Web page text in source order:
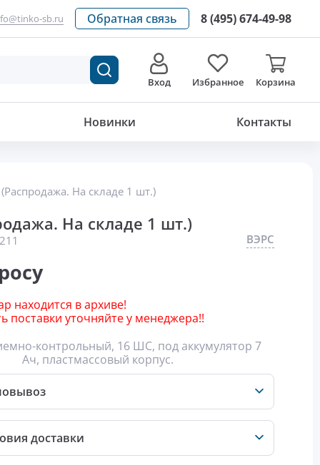
sb.ru Обратная связь 8 (495) 674-49-98
Вход Избранное Корзина
Новинки Контакты
На складе 1 шт.)
На складе 1 шт.)
ВЭРС
находится в архиве!
поставки уточняйте у менеджера!!
контрольный, 16 ШС, под аккумулятор 7
Ач, пластмассовый корпус.
доставки